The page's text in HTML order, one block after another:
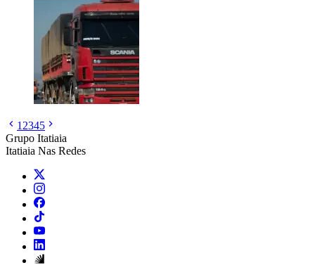
1 2345
Grupo Itatiaia
Itatiaia Nas Redes